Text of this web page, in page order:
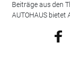
Beiträge aus den
AUTOHAUS